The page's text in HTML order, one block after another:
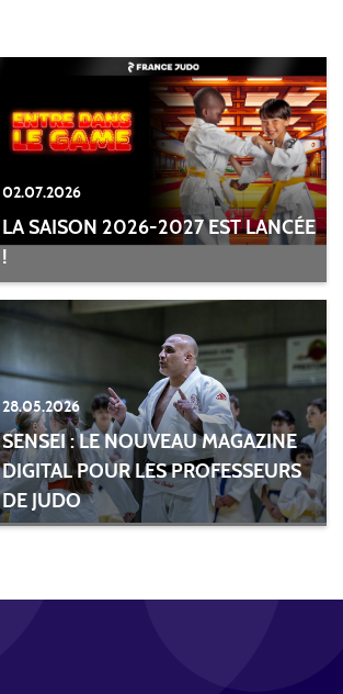
02.07.2026
LA SAISON 2026-2027 EST LANCÉE
!
28.05.2026
SENSEI : LE NOUVEAU MAGAZINE
DIGITAL POUR LES PROFESSEURS
DE JUDO